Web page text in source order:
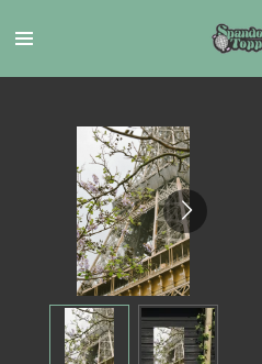
direct
naar
hoofdinhoud